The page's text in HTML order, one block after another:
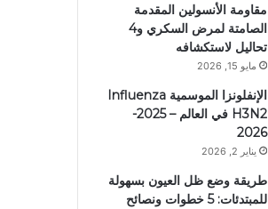
مقاومة الأنسولين المقدمة
الصامتة لمرض السكري و4
تحاليل لاستكشافه
مايو 15, 2026
الإنفلونزا الموسمية Influenza
H3N2 في العالم – 2025-
2026
يناير 2, 2026
طريقة وضع ظل العيون بسهولة
للمبتدئات: 5 خطوات ونصائح